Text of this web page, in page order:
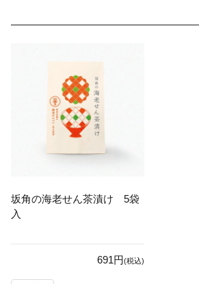
坂角の海老せん茶漬け 5袋
入
691円(税込)